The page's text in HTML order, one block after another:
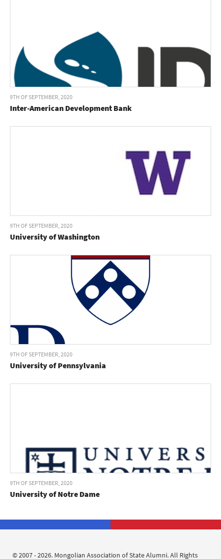
9TH OF SEPTEMBER, 2020
Inter-American Development Bank
9TH OF SEPTEMBER, 2020
University of Washington
9TH OF SEPTEMBER, 2020
University of Pennsylvania
9TH OF SEPTEMBER, 2020
University of Notre Dame
© 2007 - 2026. Mongolian Association of State Alumni. All Rights